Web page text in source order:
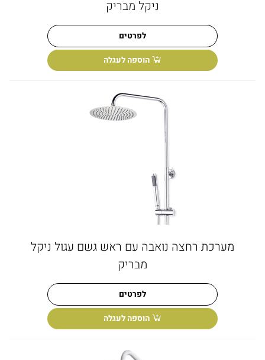
ניקל מבריק
לפרטים
הוספה לעגלה
מערכת רחצה נואבה עם ראש גשם עגול ניקל
מבריק
לפרטים
הוספה לעגלה